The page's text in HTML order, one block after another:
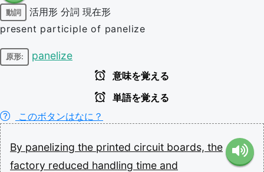
動詞 活用形 分詞 現在形
present participle of panelize
原形: panelize
意味を覚える
単語を覚える
このボタンはなに？
By panelizing the printed circuit boards, the
factory reduced handling time and